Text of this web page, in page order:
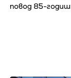
повод 85-